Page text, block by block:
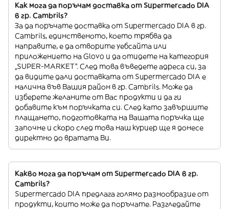
Как мога да поръчам доставка от Supermercado DIA
в гр. Cambrils?
За да поръчате доставка от Supermercado DIA в гр.
Cambrils, единственото, което трябва да
направите, е да отворите уебсайта или
приложението на Glovo и да отидете на категория
„SUPER-MARKET”. След това въведете адреса си, за
да видите дали доставката от Supermercado DIA е
налична във Вашия район в гр. Cambrils. Може да
изберете желаните от Вас продукти и да ги
добавите към поръчката си. След като завършите
плащането, подготовката на Вашата поръчка ще
започне и скоро след това наш куриер ще я донесе
директно до вратата Ви.
Какво мога да поръчам от Supermercado DIA в гр.
Cambrils?
Supermercado DIA предлага голямо разнообразие от
продукти, които може да поръчате. Разгледайте